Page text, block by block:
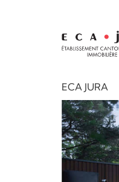
ECA JURA